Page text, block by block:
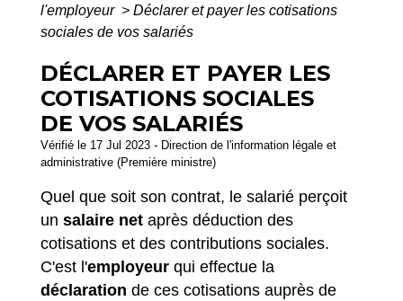
l'employeur > Déclarer et payer les cotisations
sociales de vos salariés
DÉCLARER ET PAYER LES
COTISATIONS SOCIALES
DE VOS SALARIÉS
Vérifié le 17 Jul 2023 - Direction de l'information légale et
administrative (Première ministre)
Quel que soit son contrat, le salarié perçoit
un salaire net après déduction des
cotisations et des contributions sociales.
C'est l'employeur qui effectue la
déclaration de ces cotisations auprès de